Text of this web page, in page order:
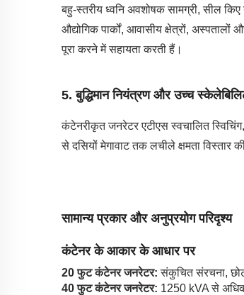
बहु-स्तरीय ध्वनि अवशोषक सामग्री, सील
औद्योगिक पार्कों, आवासीय क्षेत्रों,
पूरा करने में सहायता करती हैं।
5.बुद्धिमान नियंत्रण और उच्च
कंटेनरीकृत जनरेटर एटीएस स्वचालित
से दसियों मेगावाट तक लचीले क्षमता विस्तार
सामान्य प्रकार और अनुप्रयोग परिदृश्य
कंटेनर के आकार के आधार पर
20 फुट कंटेनर जनरेटर:संकुचित संरचना,
40 फुट कंटेनर जनरेटर: 1250 kVA से अधिक